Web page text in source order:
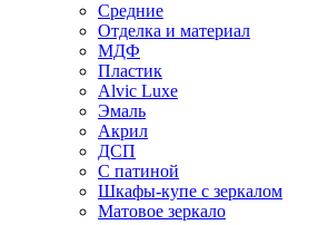
Средние
Отделка и материал
МДФ
Пластик
Alvic Luxe
Эмаль
Акрил
ДСП
С патиной
Шкафы-купе с зеркалом
Матовое зеркало